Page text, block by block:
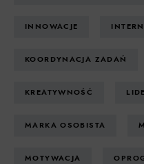
INNOWACJE
KOORDYNACJA ZADAŃ
KREATYWNOŚĆ
MARKA OSOBISTA
MOTYWACJA